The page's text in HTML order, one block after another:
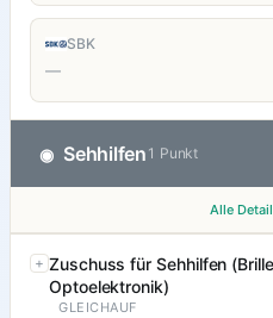
SBK
—
◉ Sehhilfen 1 Punkt
Alle
Zuschuss für Sehhilfen
Optoelektronik)
GLEICHAUF